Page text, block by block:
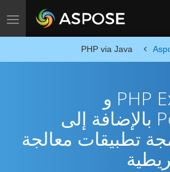
Toggle navigation
PHP via Java
ملفات PHP Excel و
PowerPoint بالإضافة إلى
تطبيقات معالجة